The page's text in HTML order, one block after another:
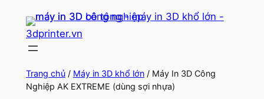
Chuyển
dung
3dprinter.vn
Trang chủ/ Máy in 3D khổ lớn/ Máy In 3D Công
Nghiệp AK EXTREME (dùng sợi nhựa)